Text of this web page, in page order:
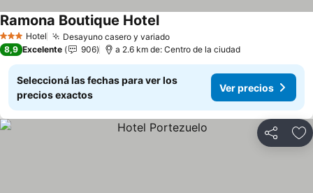
3 Estrellas
Hotel Desayuno casero y variado
Ramona Boutique Hotel
8,9 Excelente 906 a 2.6 km de: Centro de la ciudad
Seleccioná las fechas para ver los
precios exactos
Ver precios
Compartir